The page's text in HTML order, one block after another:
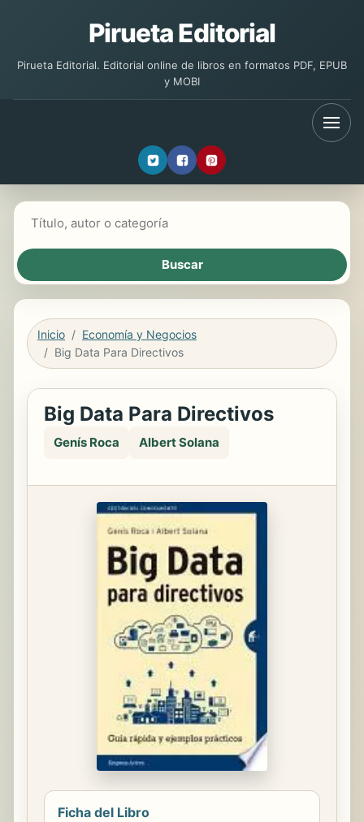
Pirueta Editorial
Pirueta Editorial. Editorial online de libros en formatos PDF, EPUB
y MOBI
Inicio
Economía y Negocios
Big Data Para Directivos
Big Data Para Directivos
Genís Roca Albert Solana
Ficha del Libro